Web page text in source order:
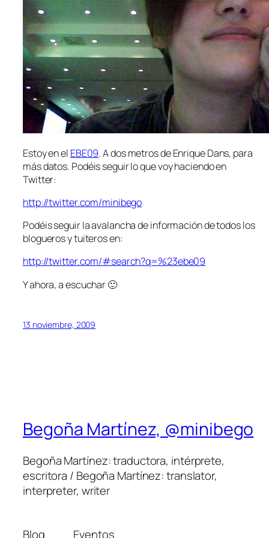
Estoy en el EBE09. A dos metros de Enrique Dans, para
más datos. Podéis seguir lo que voy haciendo en
Twitter:
http://twitter.com/minibego
Podéis seguir la avalancha de información de todos los
blogueros ytuiterosen:
http://twitter.com/#search?q=%23ebe09
Y ahora, a escuchar 🙂
13 noviembre, 2009
Begoña Martínez, @minibego
Begoña Martínez: traductora, intérprete,
escritora / Begoña Martínez: translator,
interpreter, writer
Blog Eventos